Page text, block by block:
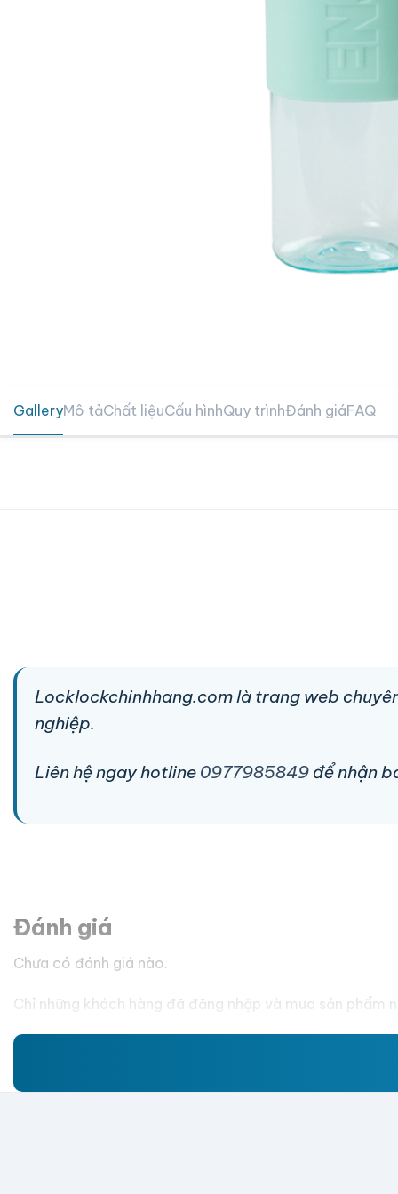
GalleryMô tảChất liệuCấu hìnhQuy trìnhĐánh giáFAQ
Locklockchinhhang.com là trang web
nghiệp.
Liên hệ ngay hotline 0977985849 để nhận
Đánh giá
Chưa có đánh giá nào.
Chỉ những khách hàng đã đăng nhập và mua sản phẩm